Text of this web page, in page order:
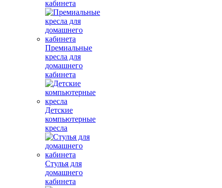
кабинета
Премиальные
кресла для
домашнего
кабинета
Детские
компьютерные
кресла
Стулья для
домашнего
кабинета